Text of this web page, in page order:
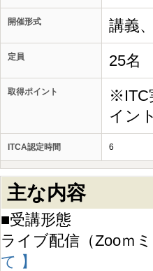
開催形式 講義
定員 25名
取得ポイント
※ITC
イン
ITCA認定時間 6
主な内容
■受講形態
ライブ配信（Zooｍ
て 】